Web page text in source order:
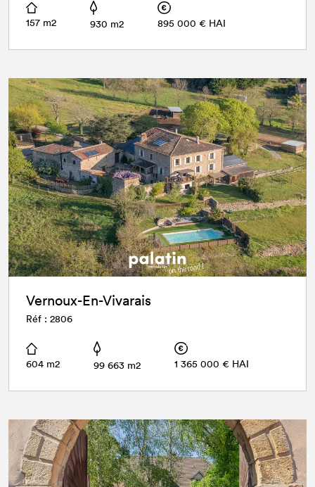
157 m2 930 m2 895 000 € HAI
Vernoux-En-Vivarais
Réf : 2806
604 m2 99 663 m2 1 365 000 € HAI